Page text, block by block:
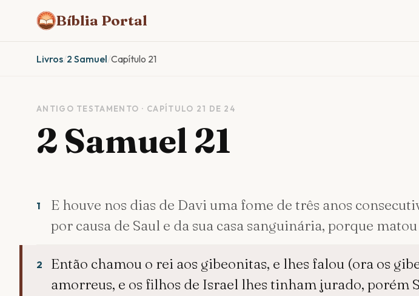
Bíblia Portal
Livros/2 Samuel/Capítulo 21
ANTIGO TESTAMENTO · CAPÍTULO 21 DE 24
2 Samuel 21
1
E houve nos dias de Davi uma fome de três anos
por causa de Saul e da sua casa sanguinária, porque
2
Então chamou o rei aos gibeonitas, e lhes falou (ora os
amorreus, e os filhos de Israel lhes tinham jurado, porém